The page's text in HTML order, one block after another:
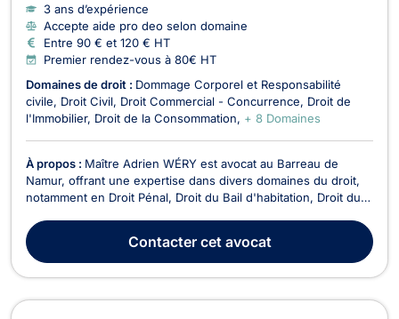
3 ans d’expérience
Accepte aide pro deo selon domaine
Entre 90 € et 120 € HT
Premier rendez-vous à 80€ HT
Domaines de droit : Dommage Corporel et Responsabilité
civile
Droit Civil Droit Commercial - Concurrence
Droit de
l'Immobilier Droit de la Consommation + 8 Domaines
À propos : Maître Adrien WÉRY est avocat au Barreau de
Namur, offrant une expertise dans divers domaines du droit,
notamment en Droit Pénal, Droit du Bail d'habitation, Droit du
(droit des contrats et obligations), Troubles du Voisinage. Son
cabinet, situé au centr...Contactercet avocat